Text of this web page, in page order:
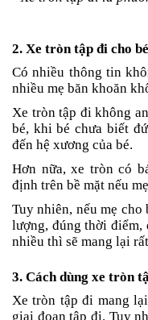
2. Xe tròn tập đi cho
Có nhiều thông tin
nhiều mẹ băn khoăn
Xe tròn tập đi không
bé, khi bé chưa biết
đến hệ xương của bé.
Hơn nữa, xe tròn có
định trên bề mặt nếu
Tuy nhiên, nếu mẹ
lượng, đúng thời điểm,
nhiều thì sẽ mang lại
3. Cách dùng xe tròn
Xe tròn tập đi mang
giai đoạn tập đi. Tuy